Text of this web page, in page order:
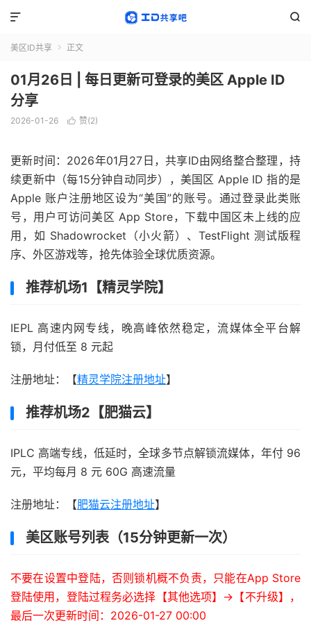


美区ID共享  正文
01月26日 | 每日更新可登录的美区 Apple ID
分享
2026-01-26  赞(2)
更新时间：2026年01月27日，共享ID由网络整合整理，持
续更新中（每15分钟自动同步），美国区 Apple ID 指的是
Apple 账户注册地区设为“美国”的账号。通过登录此类账
号，用户可访问美区 App Store，下载中国区未上线的应
用，如 Shadowrocket（小火箭）、TestFlight 测试版程
序、外区游戏等，抢先体验全球优质资源。
推荐机场1【精灵学院】
IEPL 高速内网专线，晚高峰依然稳定，流媒体全平台解
锁，月付低至 8 元起
注册地址：【精灵学院注册地址】
推荐机场2【肥猫云】
IPLC 高端专线，低延时，全球多节点解锁流媒体，年付 96
元，平均每月 8 元 60G 高速流量
注册地址：【肥猫云注册地址】
美区账号列表（15分钟更新一次）
不要在设置中登陆，否则锁机概不负责，只能在App Store
登陆使用，登陆过程务必选择【其他选项】->【不升级】，
最后一次更新时间：2026-01-27 00:00